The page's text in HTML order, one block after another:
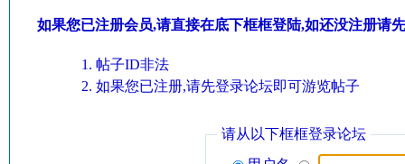
如果您已注册会员,请直接在底下框框登陆,如还没注册请
帖子ID非法
如果您已注册,请先登录论坛即可游览帖子
请从以下框框登录论坛